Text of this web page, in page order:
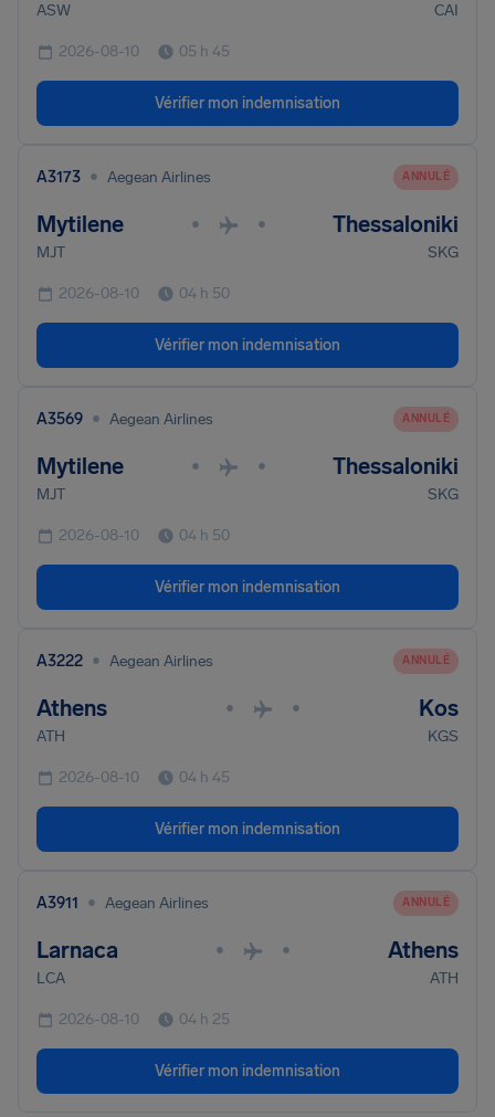
ASW CAI
2026-08-10 05 h 45
Vérifier mon indemnisation
A3173 • Aegean Airlines ANNULÉ
Mytilene • • Thessaloniki
MJT SKG
2026-08-10 04 h 50
Vérifier mon indemnisation
A3569 • Aegean Airlines ANNULÉ
Mytilene • • Thessaloniki
MJT SKG
2026-08-10 04 h 50
Vérifier mon indemnisation
A3222 • Aegean Airlines ANNULÉ
Athens • • Kos
ATH KGS
2026-08-10 04 h 45
Vérifier mon indemnisation
A3911 • Aegean Airlines ANNULÉ
Larnaca • • Athens
LCA ATH
2026-08-10 04 h 25
Vérifier mon indemnisation